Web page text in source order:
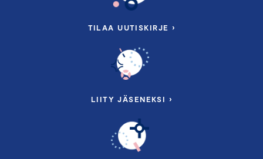
TILAA UUTISKIRJE ›
LIITY JÄSENEKSI ›